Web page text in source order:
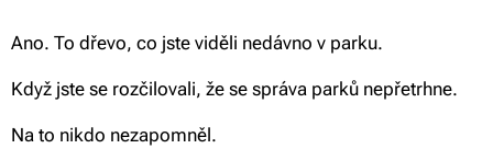
Ano. To dřevo, co jste viděli nedávno v parku.
Když jste se rozčilovali, že se správa parků nepřetrhne.
Na to nikdo nezapomněl.